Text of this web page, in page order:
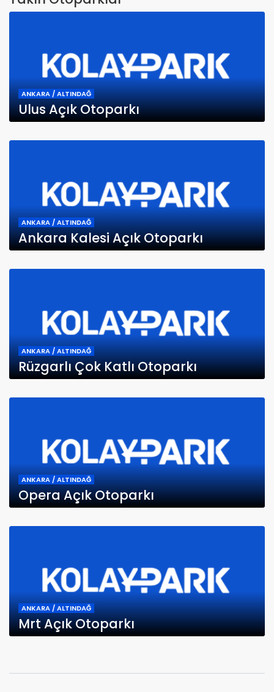
ANKARA / ALTINDAĞ
Ulus Açık Otoparkı
ANKARA / ALTINDAĞ
Ankara Kalesi Açık Otoparkı
ANKARA / ALTINDAĞ
Rüzgarlı Çok Katlı Otoparkı
ANKARA / ALTINDAĞ
Opera Açık Otoparkı
ANKARA / ALTINDAĞ
Mrt Açık Otoparkı